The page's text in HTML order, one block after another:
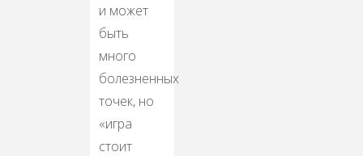
и может
быть
много
болезненных
точек, но
«игра
стоит